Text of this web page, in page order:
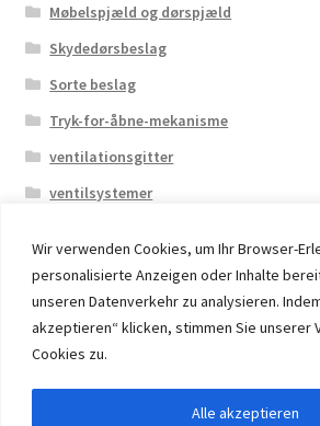
Wir verwenden Cookies, um Ihr Browser-
personalisierte Anzeigen oder Inhalte
unseren Datenverkehr zu analysieren.
akzeptieren“ klicken, stimmen Sie unserer
Cookies zu.
Alle akzeptieren
Møbelspjæld og dørspjæld
Skydedørsbeslag
Sorte beslag
Tryk-for-åbne-mekanisme
ventilationsgitter
ventilsystemer
© 2026 Eruon Trade UG, Germany,